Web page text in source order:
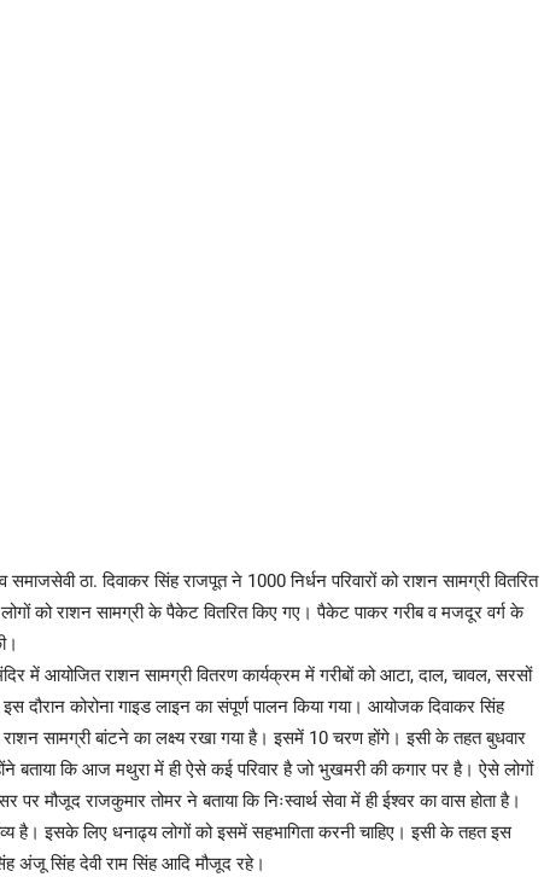
ठा. दिवाकर सिंह राजपूत ने 1000 निर्धन परिवारों को राशन सामग्री वितरित
को राशन सामग्री के पैकेट वितरित किए गए। पैकेट पाकर गरीब व मजदूर वर्ग के
मंदिर में आयोजित राशन सामग्री वितरण कार्यक्रम में गरीबों को आटा, दाल, चावल, सरसों
कोरोना गाइड लाइन का संपूर्ण पालन किया गया। आयोजक दिवाकर सिंह
राशन सामग्री बांटने का लक्ष्य रखा गया है। इसमें 10 चरण होंगे। इसी के तहत बुधवार
बताया कि आज मथुरा में ही ऐसे कई परिवार है जो भुखमरी की कगार पर है। ऐसे लोगों
मौजूद राजकुमार तोमर ने बताया कि निःस्वार्थ सेवा में ही ईश्वर का वास होता है।
है। इसके लिए धनाढ्य लोगों को इसमें सहभागिता करनी चाहिए। इसी के तहत इस
अंजू सिंह देवी राम सिंह आदि मौजूद रहे।